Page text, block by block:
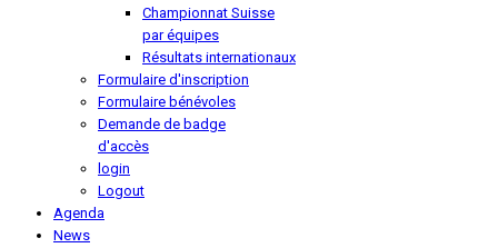
Championnat Suisse
par équipes
Résultats internationaux
Formulaire d'inscription
Formulaire bénévoles
Demande de badge
d'accès
login
Logout
Agenda
News